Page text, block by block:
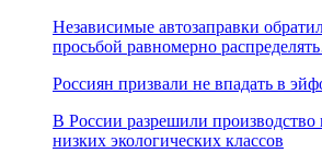
Независимые автозаправки
просьбой равномерно
Россиян призвали не впадать в
В России разрешили производство
низких экологических классов